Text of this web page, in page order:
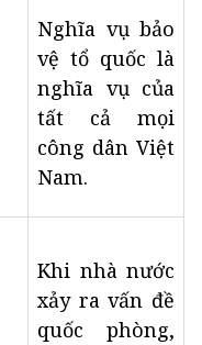
Nghĩa vụ bảo
vệ tổ quốc là
nghĩa vụ của
tất cả mọi
công dân Việt
Nam.
Khi nhà nước
xảy ra vấn đề
quốc phòng,